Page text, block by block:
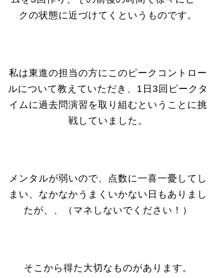
クの状態に近づけてくというものです。
私は東進の担当の方にこのピークコントロー
ルについて教えていただき、1日3回ピークタ
イムに過去問演習を取り組むということに挑
戦していました。
メンタルが弱いので、点数に一喜一憂してし
まい、なかなかうまくいかない日もありまし
たが、、（マネしないでください！）
そこから得た大切なものがあります。